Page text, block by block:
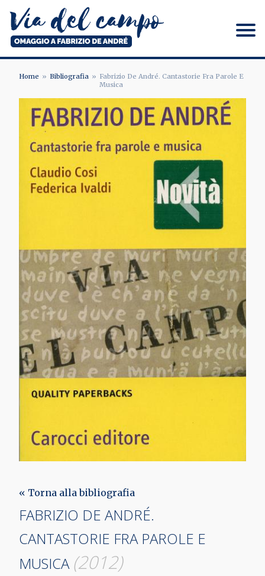
contenuto
principale
Via del campo
BRICIOLE
DI
PANE
Home Bibliografia
Fabrizio De André. Cantastorie Fra Parole E
Musica
« Torna alla bibliografia
FABRIZIO DE ANDRÉ.
CANTASTORIE FRA PAROLE E
MUSICA (2012)